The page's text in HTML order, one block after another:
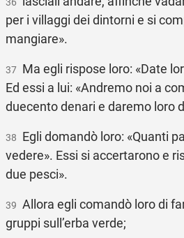
36
per i villaggi dei dintorni e si
mangiare».
37 Ma egli rispose loro: «Date
Ed essi a lui: «Andremo noi a
duecento denari e daremo loro
38 Egli domandò loro: «Quanti
vedere». Essi si accertarono e
due pesci».
39 Allora egli comandò loro di
gruppi sull’erba verde;